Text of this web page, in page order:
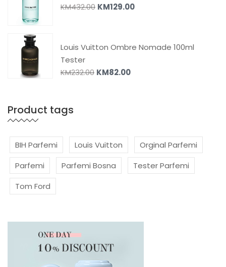
KM432.00 KM129.00
Louis Vuitton Ombre Nomade 100ml
Tester
KM232.00 KM82.00
Product tags
BIH Parfemi Louis Vuitton
Orginal Parfemi
Parfemi
Parfemi Bosna
Tester Parfemi
Tom Ford